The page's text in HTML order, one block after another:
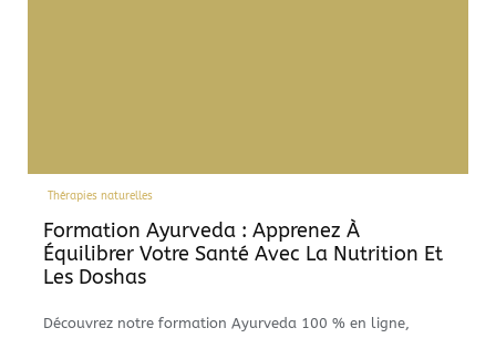
Thérapies naturelles
Formation Ayurveda : Apprenez À
Équilibrer Votre Santé Avec La Nutrition Et
Les Doshas
Découvrez notre formation Ayurveda 100 % en ligne,